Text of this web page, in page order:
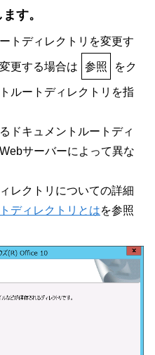
す。
トディレクトリを変更す
更する場合は 参照 をク
ルートディレクトリを指
ドキュメントルートディ
サーバーによって異な
レクトリについての詳細
ディレクトリとはを参照